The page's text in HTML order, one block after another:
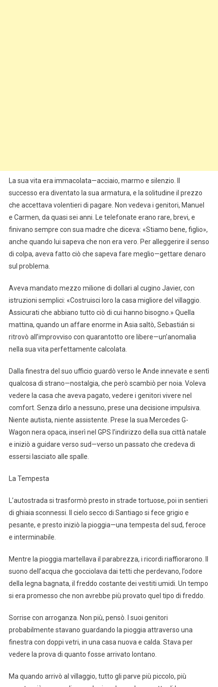
La sua vita era immacolata—acciaio, marmo e silenzio. Il
successo era diventato la sua armatura, e la solitudine il prezzo
che accettava volentieri di pagare. Non vedeva i genitori, Manuel
e Carmen, da quasi sei anni. Le telefonate erano rare, brevi, e
finivano sempre con sua madre che diceva: «Stiamo bene, figlio»,
anche quando lui sapeva che non era vero. Per alleggerire il senso
di colpa, aveva fatto ciò che sapeva fare meglio—gettare denaro
sul problema.
Aveva mandato mezzo milione di dollari al cugino Javier, con
istruzioni semplici: «Costruisci loro la casa migliore del villaggio.
Assicurati che abbiano tutto ciò di cui hanno bisogno.» Quella
mattina, quando un affare enorme in Asia saltò, Sebastián si
ritrovò all’improvviso con quarantotto ore libere—un’anomalia
nella sua vita perfettamente calcolata.
Dalla finestra del suo ufficio guardò verso le Ande innevate e sentì
qualcosa di strano—nostalgia, che però scambiò per noia. Voleva
vedere la casa che aveva pagato, vedere i genitori vivere nel
comfort. Senza dirlo a nessuno, prese una decisione impulsiva.
Niente autista, niente assistente. Prese la sua Mercedes G-
Wagon nera opaca, inserì nel GPS l’indirizzo della sua città natale
e iniziò a guidare verso sud—verso un passato che credeva di
essersi lasciato alle spalle.
La Tempesta
L’autostrada si trasformò presto in strade tortuose, poi in sentieri
di ghiaia sconnessi. Il cielo secco di Santiago si fece grigio e
pesante, e presto iniziò la pioggia—una tempesta del sud, feroce
e interminabile.
Mentre la pioggia martellava il parabrezza, i ricordi riaffiorarono. Il
suono dell’acqua che gocciolava dai tetti che perdevano, l’odore
della legna bagnata, il freddo costante dei vestiti umidi. Un tempo
si era promesso che non avrebbe più provato quel tipo di freddo.
Sorrise con arroganza. Non più, pensò. I suoi genitori
probabilmente stavano guardando la pioggia attraverso una
finestra con doppi vetri, in una casa nuova e calda. Stava per
vedere la prova di quanto fosse arrivato lontano.
Ma quando arrivò al villaggio, tutto gli parve più piccolo, più